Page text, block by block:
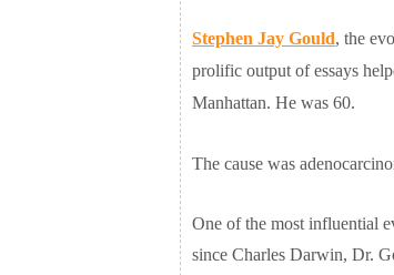
Stephen Jay Gould, the
prolific output of essays
Manhattan. He was 60.
The cause was
One of the most influential
since Charles Darwin, Dr.